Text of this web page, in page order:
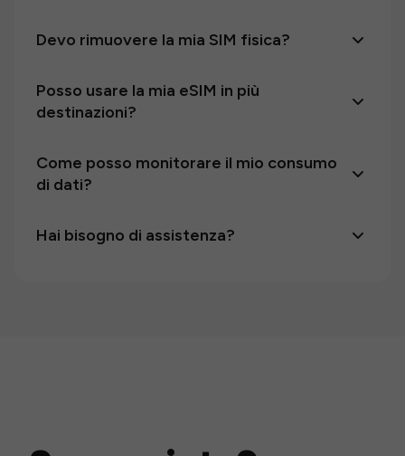
Devo rimuovere la mia SIM fisica?
Posso usare la mia eSIM in più
destinazioni?
Come posso monitorare il mio consumo
di dati?
Hai bisogno di assistenza?